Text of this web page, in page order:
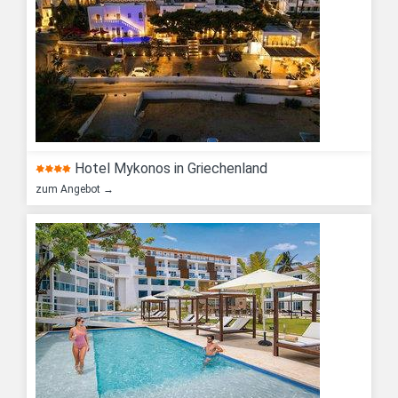
themenspezifische Spezialkataloge „Ayurveda & Yoga"
sowie „Medical Wellness & Kuren" für klassische
Heilanwendungen und moderne Detox-Konzepte. Mit La
Gomera kommt eine komplett neue Destination hinzu.
Quelle: TravelNewsPort
Polarlichter zählen zu den besonderen Wintererlebnissen, die
im Winterprogramm von Dertour stärker in den Fokus rücken.
Foto: Skårungen/Dertour
Viele Reisende suchen besondere Urlaubserlebnisse.
Dertour erfüllt Kundenwünsche im Winterprogramm vor
allem mit dem Ausbau von Natur-, Wellness- und
Genussreisen. Neue Programme verbinden die
Beobachtung der Nordlichter mit Winteraktivitäten,
Hotel Mykonos in Griechenland
zum Angebot →